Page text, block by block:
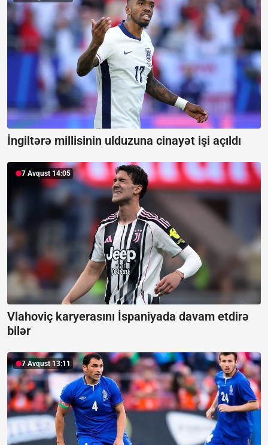
İngiltərə millisinin ulduzuna cinayət işi açıldı
7 Avqust 14:05
Vlahoviç karyerasını İspaniyada davam etdirə
bilər
7 Avqust 13:11